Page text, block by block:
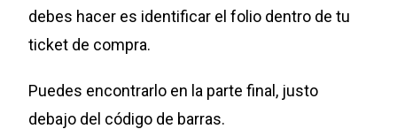
debes hacer es identificar el folio dentro de tu
ticket de compra.
Puedes encontrarlo en la parte final, justo
debajo del código de barras.